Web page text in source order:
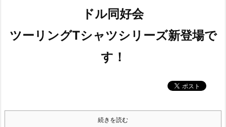
ドル同好会
ツーリングTシャツシリーズ新登場で
す！
続きを読む